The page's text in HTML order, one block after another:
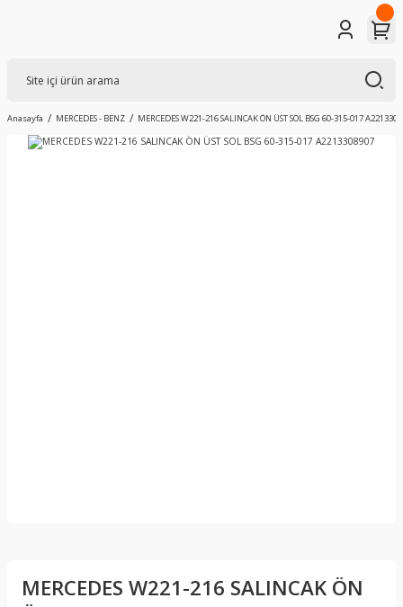
Anasayfa MERCEDES - BENZ MERCEDES W221-216 SALINCAK ÖN ÜST SOL BSG 60-315-017
MERCEDES W221-216 SALINCAK ÖN